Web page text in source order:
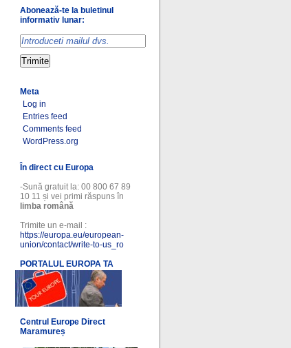
Abonează-te la buletinul
informativ lunar:
Meta
Log in
Entries feed
Comments feed
WordPress.org
În direct cu Europa
-Sună gratuit la: 00 800 67 89
10 11 și vei primi răspuns în
limba română
Trimite un e-mail :
https://europa.eu/european-
union/contact/write-to-us_ro
PORTALUL EUROPA TA
Centrul Europe Direct
Maramureș